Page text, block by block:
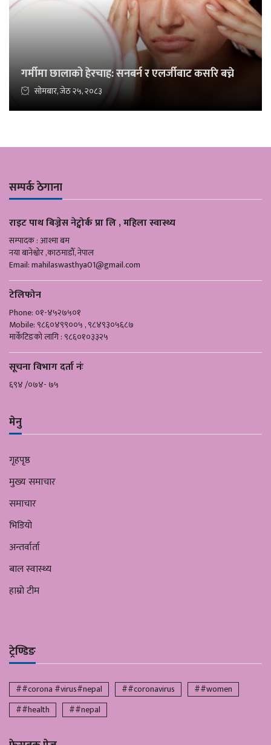
गर्मीमा छालाको हेरचाह: सनबर्न र एलर्जीबाट कसरि बच्ने
सोमबार, जेठ २५, २०८३
सम्पर्क ठेगाना
राइट पाथ बिज्नेस नेट्वोर्क प्रा लि , महिला स्वास्थ्य
सम्पादक : आश्मा बम
नया बानेश्वोर ,काठमाडौँ, नेपाल
Email:mahilaswasthya01@gmail.com
टेलिफोन
Phone: ०१-४५२७५०१
Mobile: ९८६०४९९००५ , ९८४९३०५६८७
मार्केटिङको लागि : ९८६०१०३३२५
सूचना विभाग दर्ता नंः
६९४ /०७४- ७५
मेनु
गृहपृष्ठ
मुख्य समाचार
समाचार
भिडियो
अन्तर्वार्ता
बाल स्वास्थ्य
हाम्रो टीम
ट्रेण्डिङ
##corona #virus#nepal ##coronavirus
##women
##health
##nepal